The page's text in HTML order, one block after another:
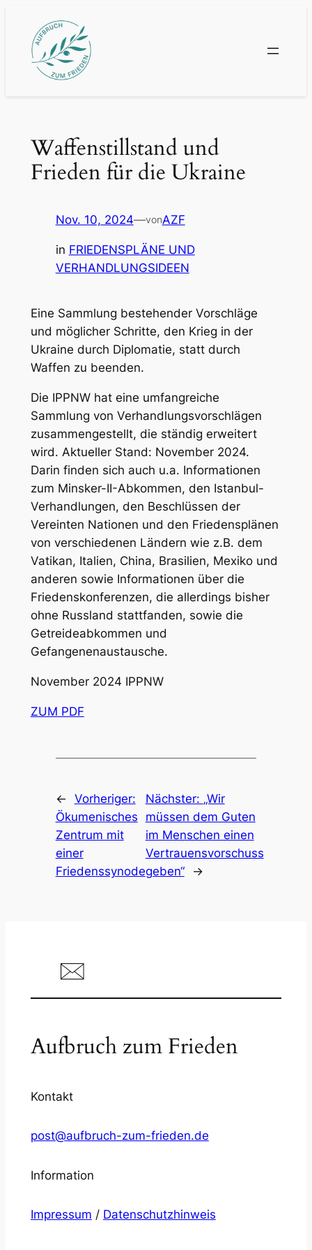
Inhalt
springen
Waffenstillstand und
Frieden für die Ukraine
Nov. 10, 2024—vonAZF
in FRIEDENSPLÄNE UND
VERHANDLUNGSIDEEN
Eine Sammlung bestehender Vorschläge
und möglicher Schritte, den Krieg in der
Ukraine durch Diplomatie, statt durch
Waffen zu beenden.
Die IPPNW hat eine umfangreiche
Sammlung von Verhandlungsvorschlägen
zusammengestellt, die ständig erweitert
wird. Aktueller Stand: November 2024.
Darin finden sich auch u.a. Informationen
zum Minsker-II-Abkommen, den Istanbul-
Verhandlungen, den Beschlüssen der
Vereinten Nationen und den Friedensplänen
von verschiedenen Ländern wie z.B. dem
Vatikan, Italien, China, Brasilien, Mexiko und
anderen sowie Informationen über die
Friedenskonferenzen, die allerdings bisher
ohne Russland stattfanden, sowie die
Getreideabkommen und
Gefangenenaustausche.
November 2024 IPPNW
ZUM PDF
← Vorheriger:
Ökumenisches
Zentrum mit
einer
Friedenssynode
Nächster: „Wir
müssen dem Guten
im Menschen einen
Vertrauensvorschuss
geben“
→
Aufbruch zum Frieden
Kontakt
post@aufbruch-zum-frieden.de
Information
Impressum / Datenschutzhinweis